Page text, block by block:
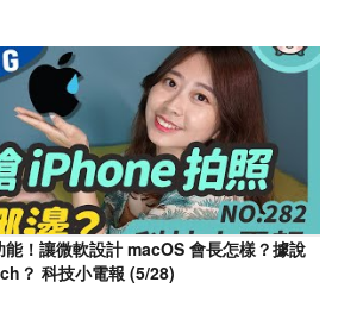
！讓微軟設計 macOS 會長怎樣？據說
？ 科技小電報 (5/28)